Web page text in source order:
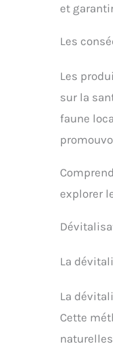
et
Les
Les
sur la
faune
explorer
La
La
Cette